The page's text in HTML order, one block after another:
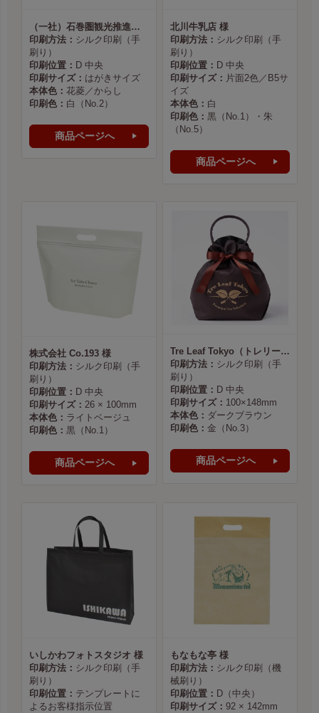
（一社）石巻圏観光推進機構様
印刷方法： シルク印刷（手
刷り）
印刷位置： D 中央
印刷サイズ： はがきサイズ
本体色： 花菱／からし
印刷色： 白（No.2）
商品ページへ
北川牛乳店 様
印刷方法： シルク印刷（手
刷り）
印刷位置： D 中央
印刷サイズ： 片面2色／B5サ
イズ
本体色： 白
印刷色： 黒（No.1）・朱
（No.5）
商品ページへ
株式会社 Co.193 様
印刷方法： シルク印刷（手
刷り）
印刷位置： D 中央
印刷サイズ： 26 × 100mm
本体色： ライトベージュ
印刷色： 黒（No.1）
商品ページへ
Tre Leaf Tokyo（トレリーフ東京） 様
印刷方法： シルク印刷（手
刷り）
印刷位置： D 中央
印刷サイズ： 100×148mm
本体色： ダークブラウン
印刷色： 金（No.3）
商品ページへ
いしかわフォトスタジオ 様
印刷方法： シルク印刷（手
刷り）
印刷位置： テンプレートに
よるお客様指示位置
もなもな亭 様
印刷方法： シルク印刷（機
械刷り）
印刷位置： D（中央）
印刷サイズ： 92 × 142mm